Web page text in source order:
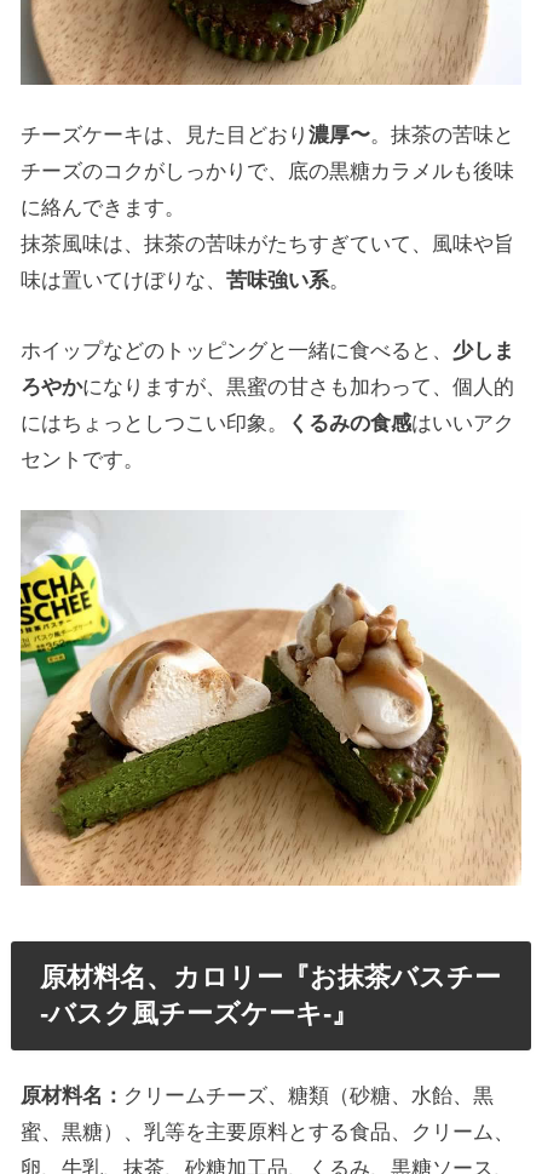
チーズケーキは、見た目どおり濃厚〜。抹茶の苦味と
チーズのコクがしっかりで、底の黒糖カラメルも後味
に絡んできます。
抹茶風味は、抹茶の苦味がたちすぎていて、風味や旨
味は置いてけぼりな、苦味強い系。
ホイップなどのトッピングと一緒に食べると、 少しま
ろやかになりますが、黒蜜の甘さも加わって、個人的
にはちょっとしつこい印象。
くるみの食感はいいアク
セントです。
原材料名、カロリー『お抹茶バスチー
-バスク風チーズケーキ-』
原材料名： クリームチーズ、糖類（砂糖、水飴、黒
蜜、黒糖）、乳等を主要原料とする食品、クリーム、
卵、牛乳、抹茶、砂糖加工品、くるみ、黒糖ソース、